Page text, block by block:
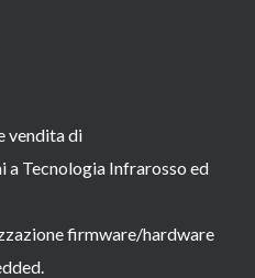
vendita di
a Tecnologia Infrarosso ed
firmware/hardware